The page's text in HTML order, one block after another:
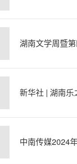
湖南文学周暨
新华社 | 湖南乐
中南传媒2024